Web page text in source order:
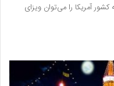
آمریکا را می‌توان ویزای